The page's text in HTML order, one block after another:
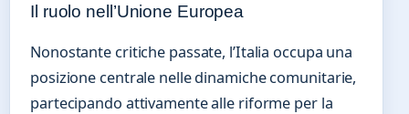
Il ruolo nell’Unione Europea
Nonostante critiche passate, l’Italia occupa una
posizione centrale nelle dinamiche comunitarie,
partecipando attivamente alle riforme per la